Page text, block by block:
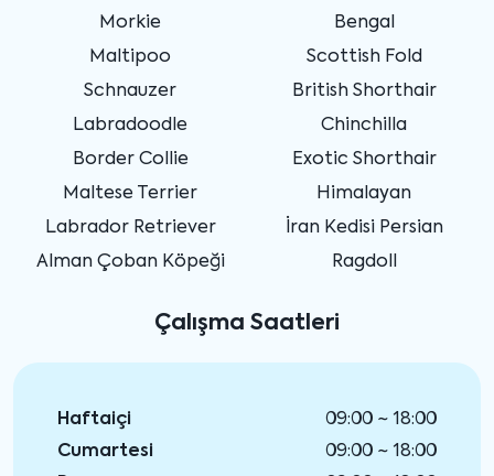
Morkie
Maltipoo
Schnauzer
Labradoodle
Border Collie
Maltese Terrier
Labrador Retriever
Alman Çoban Köpeği
Bengal
Scottish Fold
British Shorthair
Chinchilla
Exotic Shorthair
Himalayan
İran Kedisi Persian
Ragdoll
Çalışma Saatleri
Haftaiçi
09:00 ~ 18:00
Cumartesi
09:00 ~ 18:00